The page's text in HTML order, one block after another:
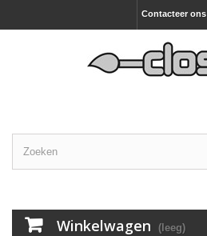
Contacteer ons
Winkelwagen (leeg)